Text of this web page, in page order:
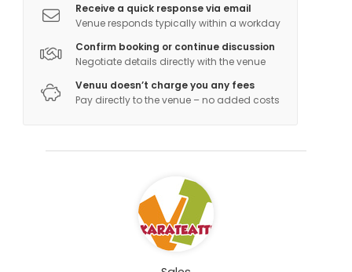
Receive a quick response via email
Venue responds typically within a workday
Confirm booking or continue discussion
Negotiate details directly with the venue
Venuu doesn’t charge you any fees
Pay directly to the venue – no added costs